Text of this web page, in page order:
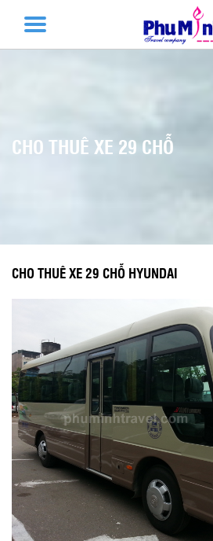
CHO THUÊ XE 29 CHỖ
CHO THUÊ XE 29 CHỖ HYUNDAI